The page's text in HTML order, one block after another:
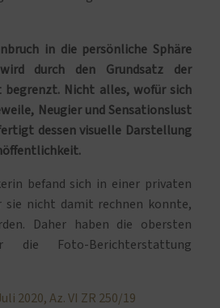
in die persönliche Sphäre
durch den Grundsatz der
Nicht alles, wofür sich
Neugier und Sensationslust
dessen visuelle Darstellung
befand sich in einer privaten
nicht damit rechnen konnte,
Daher haben die obersten
die Foto-Berichterstattung
2020, Az. VI ZR 250/19